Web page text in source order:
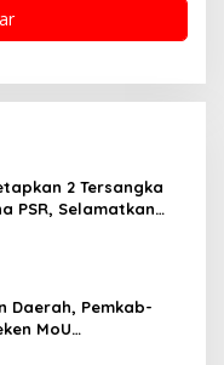
2 Tersangka
PSR, Selamatkan
Daerah, Pemkab-
MoU